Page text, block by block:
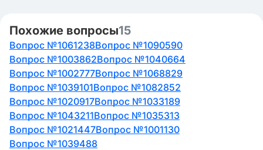
Похожие вопросы15
Вопрос №1061238Вопрос №1090590
Вопрос №1003862Вопрос №1040664
Вопрос №1002777Вопрос №1068829
Вопрос №1039101Вопрос №1082852
Вопрос №1020917Вопрос №1033189
Вопрос №1043211Вопрос №1035313
Вопрос №1021447Вопрос №1001130
Вопрос №1039488